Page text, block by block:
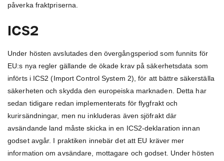
påverka fraktpriserna.
ICS2
Under hösten avslutades den övergångsperiod som funnits för
EU:s nya regler gällande de ökade krav på säkerhetsdata som
införts i ICS2 (Import Control System 2), för att bättre säkerställa
säkerheten och skydda den europeiska marknaden. Detta har
sedan tidigare redan implementerats för flygfrakt och
kurirsändningar, men nu inkluderas även sjöfrakt där
avsändande land måste skicka in en ICS2-deklaration innan
godset avgår. I praktiken innebär det att EU kräver mer
information om avsändare, mottagare och godset. Under hösten